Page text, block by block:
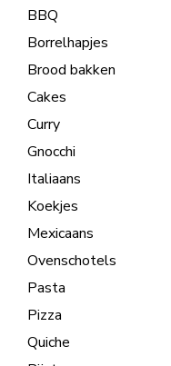
BBQ
Borrelhapjes
Brood bakken
Cakes
Curry
Gnocchi
Italiaans
Koekjes
Mexicaans
Ovenschotels
Pasta
Pizza
Quiche